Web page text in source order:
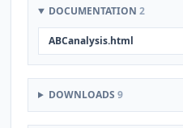
DOCUMENTATION 2
ABCanalysis.html
DOWNLOADS 9